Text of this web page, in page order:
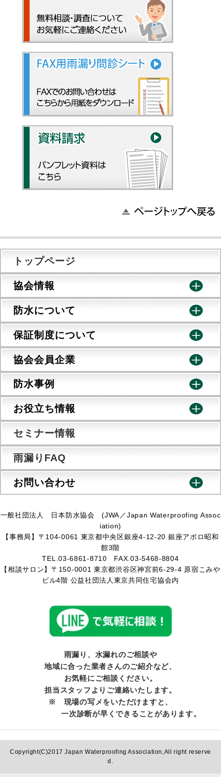
トップページ
協会情報
防水について
保証制度について
協会会員企業
防水事例
お役立ち情報
セミナー情報
雨漏りFAQ
お問い合わせ
一般社団法人 日本防水協会 (JWA／Japan Waterproofing Assoc
iation)
【事務局】〒104-0061 東京都中央区銀座4-12-20 銀座アポロ昭和
館3階
TEL.03-6861-8710 FAX.03-5468-8804
【相談サロン】〒150-0001 東京都渋谷区神宮前6-29-4 原宿こみや
ビル4階 公益社団法人東京共同住宅協会内
雨漏り、水漏れのご相談や
地域に合った業者さんのご紹介など、
お気軽にご相談ください。
担当スタッフよりご連絡いたします。
※ 現場の写メをいただけますと、
一次診断が早くできることがあります。
Copyright(C)2017 Japan Waterproofing Association,All right reserve
d.